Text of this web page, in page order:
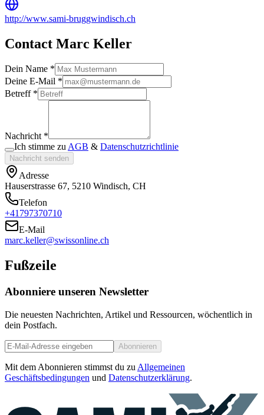
http://www.sami-bruggwindisch.ch
Contact Marc Keller
Dein Name *
Deine E-Mail *
Betreff *
Nachricht *
Ich stimme zuAGB & Datenschutzrichtlinie
Nachricht senden
Adresse
Hauserstrasse 67, 5210 Windisch, CH
Telefon
+41797370710
E-Mail
marc.keller@swissonline.ch
Fußzeile
Abonniere unseren Newsletter
Die neuesten Nachrichten, Artikel und Ressourcen, wöchentlich in
dein Postfach.
Abonnieren
Mit dem Abonnieren stimmst du zu Allgemeinen
Geschäftsbedingungen und Datenschutzerklärung.